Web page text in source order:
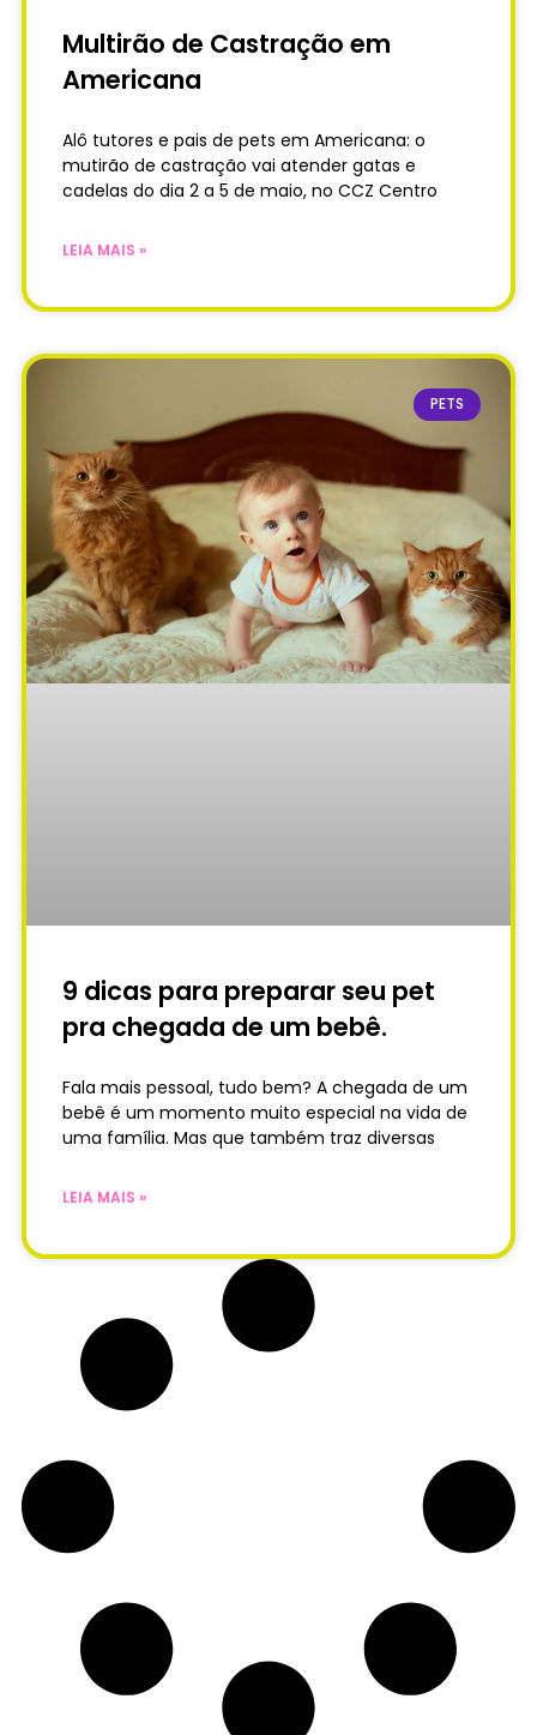
Multirão de Castração em
Americana
Alô tutores e pais de pets em Americana: o
mutirão de castração vai atender gatas e
cadelas do dia 2 a 5 de maio, no CCZ Centro
LEIA MAIS »
PETS
9 dicas para preparar seu pet
pra chegada de um bebê.
Fala mais pessoal, tudo bem? A chegada de um
bebê é um momento muito especial na vida de
uma família. Mas que também traz diversas
LEIA MAIS »